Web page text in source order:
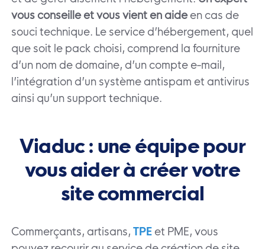
vous conseille et vous vient en aideen cas de
souci technique. Le service d’hébergement, quel
que soit le pack choisi, comprend la fourniture
d’un nom de domaine, d’un compte e-mail,
l’intégration d’un système antispam et antivirus
ainsi qu’un support technique.
Viaduc : une équipe pour
vous aider à créer votre
site commercial
Commerçants, artisans,TPE et PME, vous